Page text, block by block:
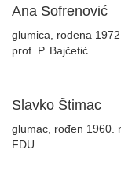
Ana Sofrenović
glumica, rođena
prof. P. Bajčetić.
Slavko Štimac
glumac, rođen 1960.
FDU.